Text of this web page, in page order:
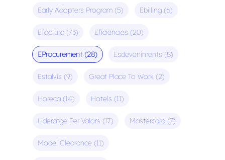
Early Adopters Program (5) Ebilling (6)
Efactura (73) Eficiències (20)
EProcurement(28) Esdeveniments (8)
Estalvis (9) Great Place To Work (2)
Horeca (14) Hotels (11)
Lideratge Per Valors (17) Mastercard (7)
Model Clearance (11)